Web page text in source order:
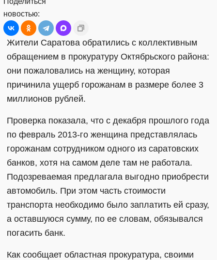
новостью:
Жители Саратова обратились с коллективным
обращением в прокуратуру Октябрьского района:
они пожаловались на женщину, которая
причинила ущерб горожанам в размере более 3
миллионов рублей.
Проверка показала, что с декабря прошлого года
по февраль 2013-го женщина представлялась
горожанам сотрудником одного из саратовских
банков, хотя на самом деле там не работала.
Подозреваемая предлагала выгодно приобрести
автомобиль. При этом часть стоимости
транспорта необходимо было заплатить ей сразу,
а оставшуюся сумму, по ее словам, обязывался
погасить банк.
Как сообщает областная прокуратура, своими